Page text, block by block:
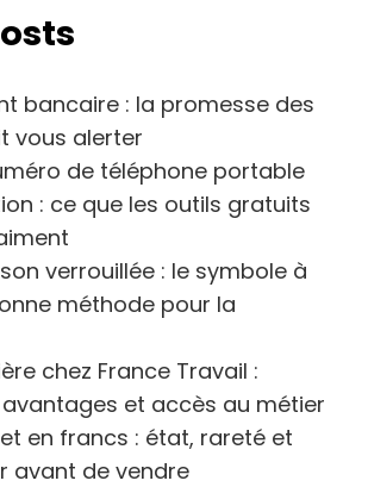
bancaire : la promesse des
vous alerter
de téléphone portable
: ce que les outils gratuits
verrouillée : le symbole à
méthode pour la
chez France Travail :
et accès au métier
en francs : état, rareté et
avant de vendre